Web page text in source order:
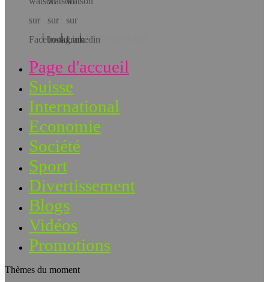
Téléchargez l’app!
Page d'accueil
Suisse
International
Economie
Société
Sport
Divertissement
Blogs
Vidéos
Promotions
Thèmes du moment